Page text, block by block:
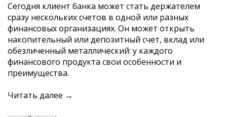
Сегодня клиент банка может стать держателем
сразу нескольких счетов в одной или разных
финансовых организациях. Он может открыть
накопительный или депозитный счет, вклад или
обезличенный металлический: у каждого
финансового продукта свои особенности и
преимущества.
Читать далее →